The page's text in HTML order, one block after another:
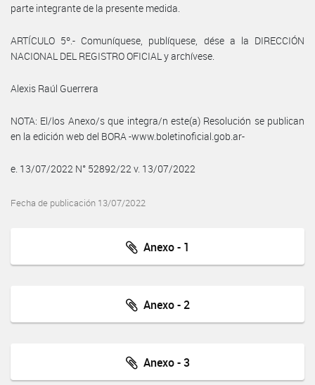
parte integrante de la presente medida.
ARTÍCULO 5º.- Comuníquese, publíquese, dése a la DIRECCIÓN
NACIONAL DEL REGISTRO OFICIAL y archívese.
Alexis Raúl Guerrera
NOTA: El/los Anexo/s que integra/n este(a) Resolución se publican
en la edición web del BORA -www.boletinoficial.gob.ar-
e. 13/07/2022 N° 52892/22 v. 13/07/2022
Fecha de publicación 13/07/2022
Anexo - 1
Anexo - 2
Anexo - 3